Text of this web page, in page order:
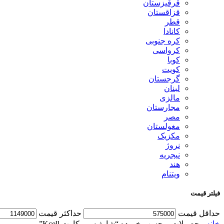
قرقیزستان
قزاقستان
قطر
کانادا
کره جنوبی
کرواسی
کوبا
کویت
گرجستان
لبنان
مالزی
مجارستان
مصر
مغولستان
مکزیک
نروژ
نیجریه
هند
ویتنام
فیلتر قیمت
حداقل قیمت
حداكثر قيمت